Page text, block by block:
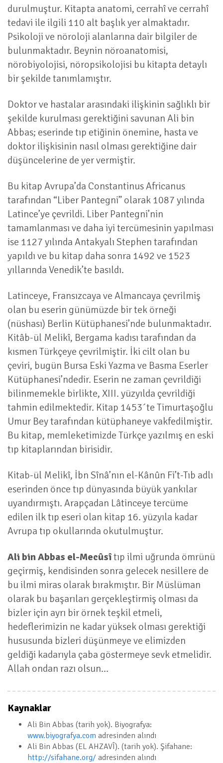
durulmuştur. Kitapta anatomi, cerrahî ve cerrahî
tedavi ile ilgili 110 alt başlık yer almaktadır.
Psikoloji ve nöroloji alanlarına dair bilgiler de
bulunmaktadır. Beynin nöroanatomisi,
nörobiyolojisi, nöropsikolojisi bu kitapta detaylı
bir şekilde tanımlamıştır.
Doktor ve hastalar arasındaki ilişkinin sağlıklı bir
şekilde kurulması gerektiğini savunan Ali bin
Abbas; eserinde tıp etiğinin önemine, hasta ve
doktor ilişkisinin nasıl olması gerektiğine dair
düşüncelerine de yer vermiştir.
Bu kitap Avrupa’da Constantinus Africanus
tarafından “Liber Pantegni” olarak 1087 yılında
Latince’ye çevrildi. Liber Pantegni’nin
tamamlanması ve daha iyi tercümesinin yapılması
ise 1127 yılında Antakyalı Stephen tarafından
yapıldı ve bu kitap daha sonra 1492 ve 1523
yıllarında Venedik’te basıldı.
Latinceye, Fransızcaya ve Almancaya çevrilmiş
olan bu eserin günümüzde bir tek örneği
(nüshası) Berlin Kütüphanesi’nde bulunmaktadır.
Kitâb-ül Melikî, Bergama kadısı tarafından da
kısmen Türkçeye çevrilmiştir. İki cilt olan bu
çeviri, bugün Bursa Eski Yazma ve Basma Eserler
Kütüphanesi’ndedir. Eserin ne zaman çevrildiği
bilinmemekle birlikte, XIII. yüzyılda çevrildiği
tahmin edilmektedir. Kitap 1453´te Timurtaşoğlu
Umur Bey tarafından kütüphaneye vakfedilmiştir.
Bu kitap, memleketimizde Türkçe yazılmış en eski
tıp kitaplarından birisidir.
Kitab-ül Melikî, İbn Sînâ’nın el-Kânûn Fi’t-Tıb adlı
eserinden önce tıp dünyasında büyük yankılar
uyandırmıştı. Arapçadan Lâtinceye tercüme
edilen ilk tıp eseri olan kitap 16. yüzyıla kadar
Avrupa tıp okullarında okutulmuştur.
Ali bin Abbas el-Mecûsîtıp ilmi uğrunda ömrünü
geçirmiş, kendisinden sonra gelecek nesillere de
bu ilmi miras olarak bırakmıştır. Bir Müslüman
olarak bu başarıları gerçekleştirmiş olması da
bizler için ayrı bir örnek teşkil etmeli,
hedeflerimizin ne kadar yüksek olması gerektiği
hususunda bizleri düşünmeye ve elimizden
geldiği kadarıyla çaba göstermeye sevk etmelidir.
Allah ondan razı olsun…
Kaynaklar
Ali Bin Abbas (tarih yok). Biyografya:
www.biyografya.com adresinden alındı
Ali Bin Abbas (EL AHZAVÎ). (tarih yok). Şifahane:
http://sifahane.org/ adresinden alındı